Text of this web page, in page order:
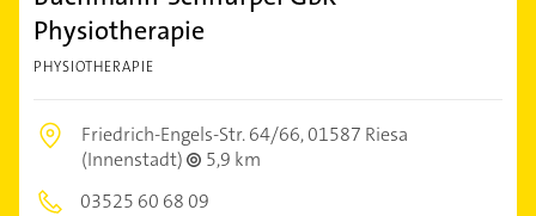
Physiotherapie
PHYSIOTHERAPIE
Friedrich-Engels-Str. 64/66,01587 Riesa
(Innenstadt)
5,9 km
03525 60 68 09